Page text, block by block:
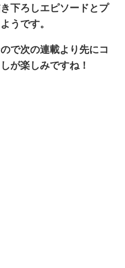
下ろしエピソードとプ
うです。
で次の連載より先にコ
が楽しみですね！